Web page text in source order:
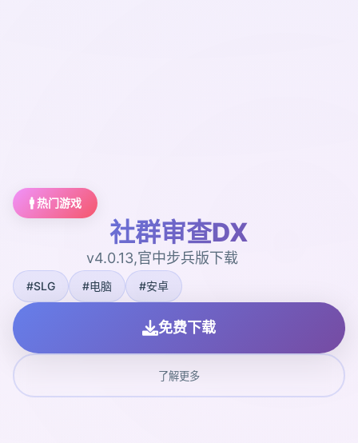
🚹 热门游戏
社群审查DX
v4.0.13,官中步兵版下载
#SLG #电脑 #安卓
免费下载
了解更多